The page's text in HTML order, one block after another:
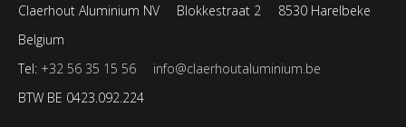
Claerhout Aluminium NV Blokkestraat 2
8530 Harelbeke
Belgium
Tel: +32 56 35 15 56
info@claerhoutaluminium.be
BTW BE 0423.092.224